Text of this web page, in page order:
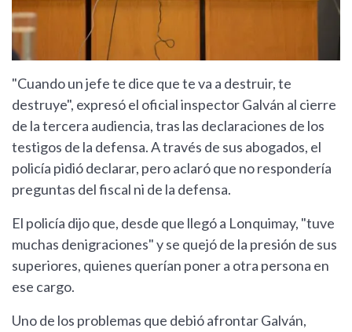
"Cuando un jefe te dice que te va a destruir, te
destruye", expresó el oficial inspector Galván al cierre
de la tercera audiencia, tras las declaraciones de los
testigos de la defensa. A través de sus abogados, el
policía pidió declarar, pero aclaró que no respondería
preguntas del fiscal ni de la defensa.
El policía dijo que, desde que llegó a Lonquimay, "tuve
muchas denigraciones" y se quejó de la presión de sus
superiores, quienes querían poner a otra persona en
ese cargo.
Uno de los problemas que debió afrontar Galván,